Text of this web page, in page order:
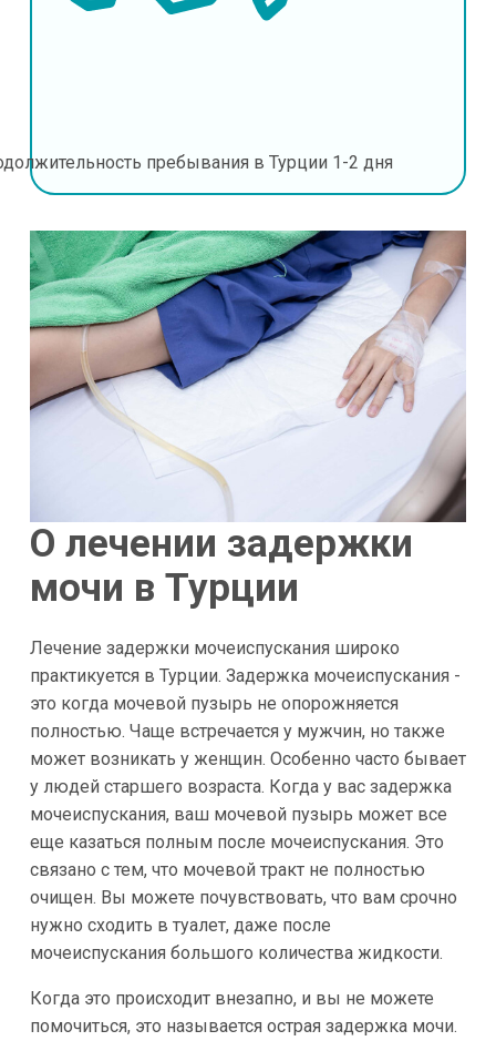
пребывания в Турции 1-2 дня
О лечении задержки
мочи в Турции
Лечение задержки мочеиспускания широко
практикуется в Турции. Задержка мочеиспускания -
это когда мочевой пузырь не опорожняется
полностью. Чаще встречается у мужчин, но также
может возникать у женщин. Особенно часто бывает
у людей старшего возраста. Когда у вас задержка
мочеиспускания, ваш мочевой пузырь может все
еще казаться полным после мочеиспускания. Это
связано с тем, что мочевой тракт не полностью
очищен. Вы можете почувствовать, что вам срочно
нужно сходить в туалет, даже после
мочеиспускания большого количества жидкости.
Когда это происходит внезапно, и вы не можете
помочиться, это называется острая задержка мочи.